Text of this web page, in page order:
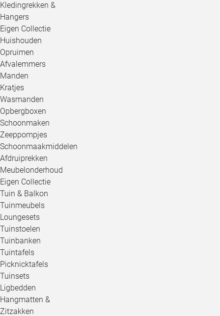
Kledingrekken &
Hangers
Eigen Collectie
Huishouden
Opruimen
Afvalemmers
Manden
Kratjes
Wasmanden
Opbergboxen
Schoonmaken
Zeeppompjes
Schoonmaakmiddelen
Afdruiprekken
Meubelonderhoud
Eigen Collectie
Tuin & Balkon
Tuinmeubels
Loungesets
Tuinstoelen
Tuinbanken
Tuintafels
Picknicktafels
Tuinsets
Ligbedden
Hangmatten &
Zitzakken